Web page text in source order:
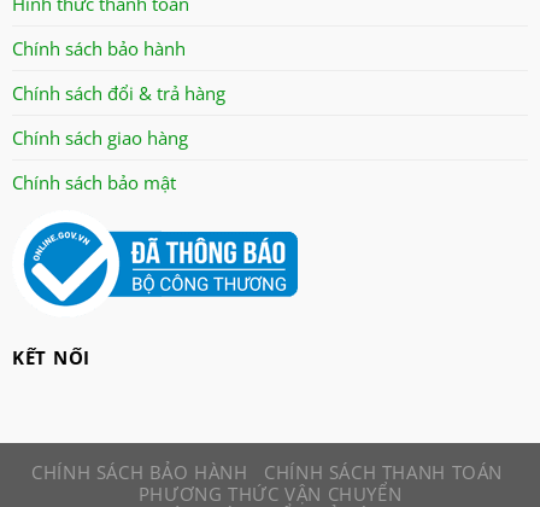
robot
senko
sharp
sunhouse
superwin
tiross
Chính sách bảo hành
Chính sách đổi & trả hàng
Chính sách giao hàng
Chính sách bảo mật
KẾT NỐI
CHÍNH SÁCH BẢO HÀNH
CHÍNH SÁCH THANH TOÁN
PHƯƠNG THỨC VẬN CHUYỂN